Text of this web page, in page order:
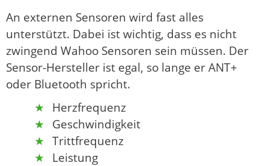
An externen Sensoren wird fast alles
unterstützt. Dabei ist wichtig, dass es nicht
zwingend Wahoo Sensoren sein müssen. Der
Sensor-Hersteller ist egal, so lange er ANT+
oder Bluetooth spricht.
Herzfrequenz
Geschwindigkeit
Trittfrequenz
Leistung